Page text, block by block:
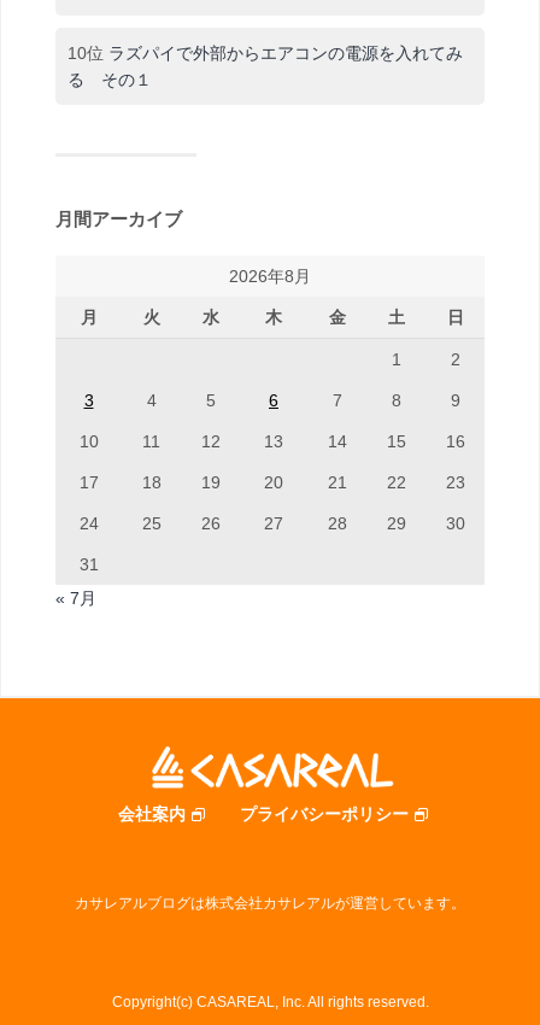
10位 ラズパイで外部からエアコンの電源を入れてみ
る その１
月間アーカイブ
2026年8月
月 火 水 木 金 土 日
1 2
3 4 5 6 7 8 9
10 11 12 13 14 15 16
17 18 19 20 21 22 23
24 25 26 27 28 29 30
31
« 7月
会社案内 プライバシーポリシー
カサレアルブログは株式会社カサレアルが運営しています。
Copyright(c) CASAREAL, Inc. All rights reserved.